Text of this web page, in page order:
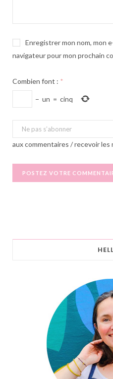
Enregistrer mon nom, mon
navigateur pour mon prochain
Combien font : *
− un = cinq
aux commentaires / recevoir